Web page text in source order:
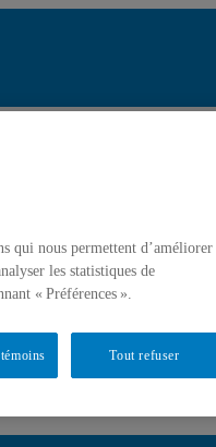
Chercher par
Soumettre la
qui nous permettent d’améliorer
les statistiques de
« Préférences ».
Tout refuser